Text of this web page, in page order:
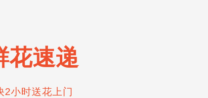
花速递
2小时送花上门